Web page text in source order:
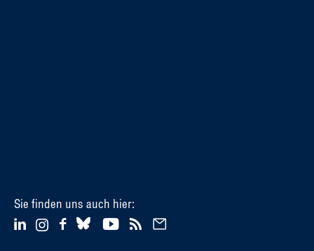
Sie finden uns auch hier: